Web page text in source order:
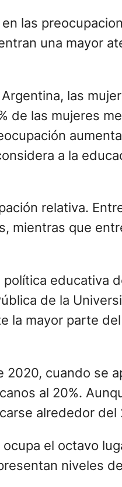
las
una mayor
las
de las mujeres
a la
relativa.
mientras que
educativa
de la
mayor parte del
cuando se
al 20%.
alrededor del
el octavo
niveles